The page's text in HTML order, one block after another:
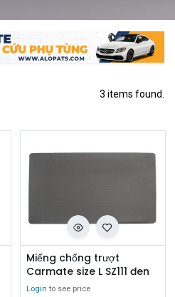
3 items found.
Miếng chống trượt
Carmate size L SZ111 đen
Login to see price